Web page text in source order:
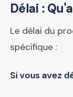
Délai :
Le délai du
spécifique :
Si vous avez